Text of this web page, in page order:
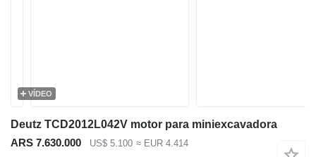
VÍDEO
Deutz TCD2012L042V motor para miniexcavadora
ARS 7.630.000
US$ 5.100 ≈ EUR 4.414